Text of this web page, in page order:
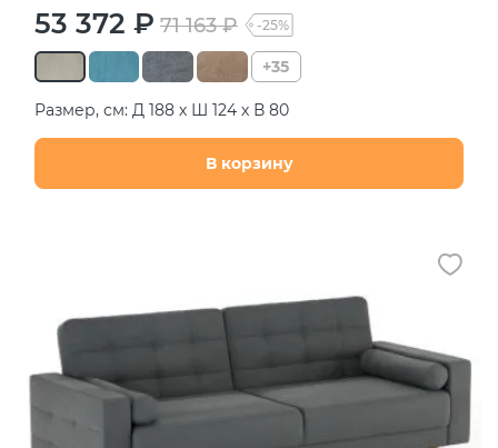
53 372 ₽ 71 163 ₽ -25%
+35
Размер, см: Д 188 х Ш 124 х В 80
В корзину